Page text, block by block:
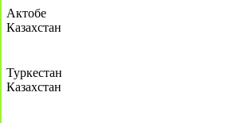
Актобе
Казахстан
Туркестан
Казахстан